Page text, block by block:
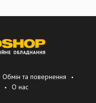
Обмін та повернення
О нас